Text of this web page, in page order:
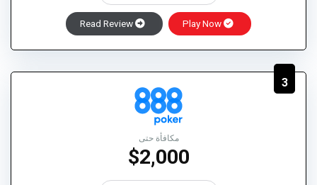
3
مكافأة حتى
$2,000